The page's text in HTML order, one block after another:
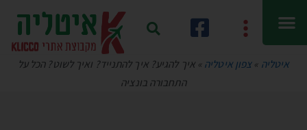
איטליה »צפון איטליה »איך להגיע? איך להתנייד? ואיך לשוט? הכל על
התחבורה בונציה